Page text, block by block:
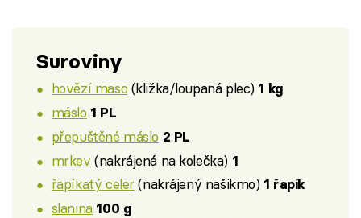
Suroviny
hovězí maso (kližka/loupaná plec) 1 kg
máslo 1 PL
přepuštěné máslo 2 PL
mrkev (nakrájená na kolečka) 1
řapíkatý celer(nakrájený našikmo) 1 řapík
slanina 100 g